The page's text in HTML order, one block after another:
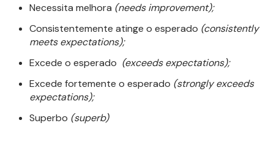
Necessita melhora (needs improvement);
Consistentemente atinge o esperado (consistently
meets expectations);
Excede o esperado (exceeds expectations);
Excede fortemente o esperado (strongly exceeds
expectations);
Superbo (superb)